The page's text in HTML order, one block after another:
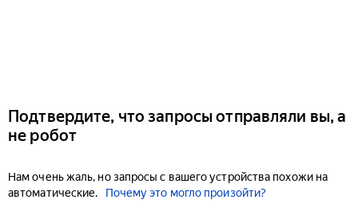
Подтвердите, что запросы отправляли вы, а
не робот
Нам очень жаль, но запросы с вашего устройства похожи на
автоматические.
Почему это могло произойти?